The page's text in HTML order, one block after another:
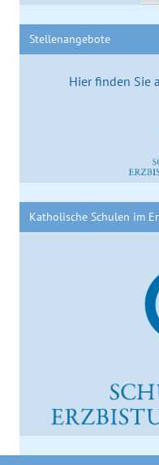
Stellenangebote
Hier finden Sie
Katholische Schulen im